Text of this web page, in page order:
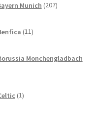
Munich 207izdelkov
11izdelkov
Monchengladbach
1izdelek